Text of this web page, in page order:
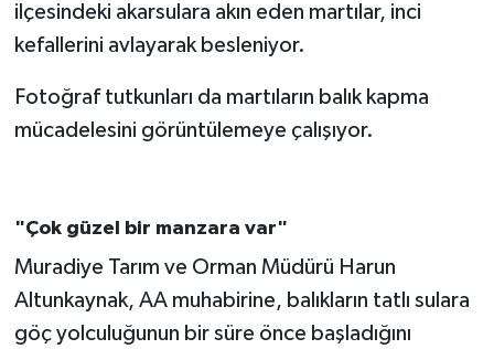
ilçesindeki akarsulara akın eden martılar, inci
kefallerini avlayarak besleniyor.
Fotoğraf tutkunları da martıların balık kapma
mücadelesini görüntülemeye çalışıyor.